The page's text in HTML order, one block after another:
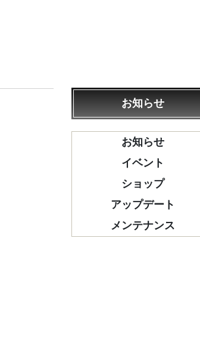
お知らせ
お知らせ
イベント
ショップ
アップデート
メンテナンス